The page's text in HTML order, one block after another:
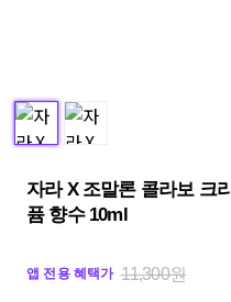
자라 X 조말론 콜라보 크
퓸 향수 10ml
앱 전용 혜택가 11,300원